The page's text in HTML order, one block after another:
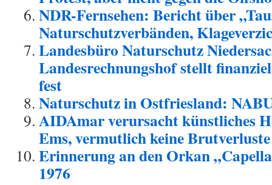
NDR-Fernsehen: Bericht über
Naturschutzverbänden,
Landesbüro Naturschutz
Landesrechnungshof stellt
fest
Naturschutz in Ostfriesland:
AIDAmar verursacht künstliches
Ems, vermutlich keine Brutverluste
Erinnerung an den Orkan
1976